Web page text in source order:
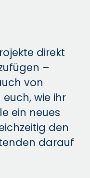
direkt
–
von
wie ihr
ein neues
den
darauf